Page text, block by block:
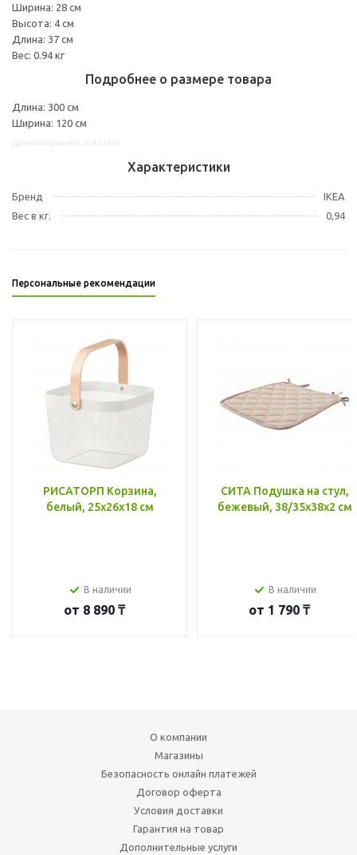
Ширина: 28 см
Высота: 4 см
Длина: 37 см
Вес: 0.94 кг
Подробнее о размере товара
Длина: 300 см
Ширина: 120 см
Характеристики
Бренд
IKEA
Вес в кг.
0,94
Персональные рекомендации
РИСАТОРП Корзина,
белый, 25x26x18 см
В наличии
от 8 890 ₸
СИТА Подушка на стул,
бежевый, 38/35x38x2 см
В наличии
от 1 790 ₸
О компании
Магазины
Безопасность онлайн платежей
Договор оферта
Условия доставки
Гарантия на товар
Дополнительные услуги